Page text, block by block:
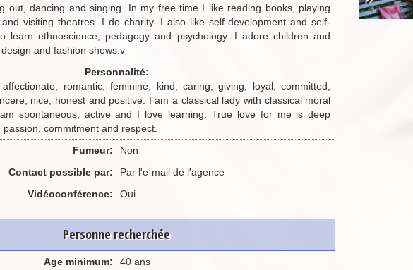
out, dancing and singing. In my free time I like reading books, playing
visiting theatres. I do charity. I also like self-development and self-
learn ethnoscience, pedagogy and psychology. I adore children and
and fashion shows.v
Personnalité:
romantic, feminine, kind, caring, giving, loyal, committed,
nice, honest and positive. I am a classical lady with classical moral
spontaneous, active and I love learning. True love for me is deep
commitment and respect.
Fumeur:
Non
Contact possible par:
Par l'e-mail de l'agence
Vidéoconférence:
Oui
Personne recherchée
Age minimum:
40 ans